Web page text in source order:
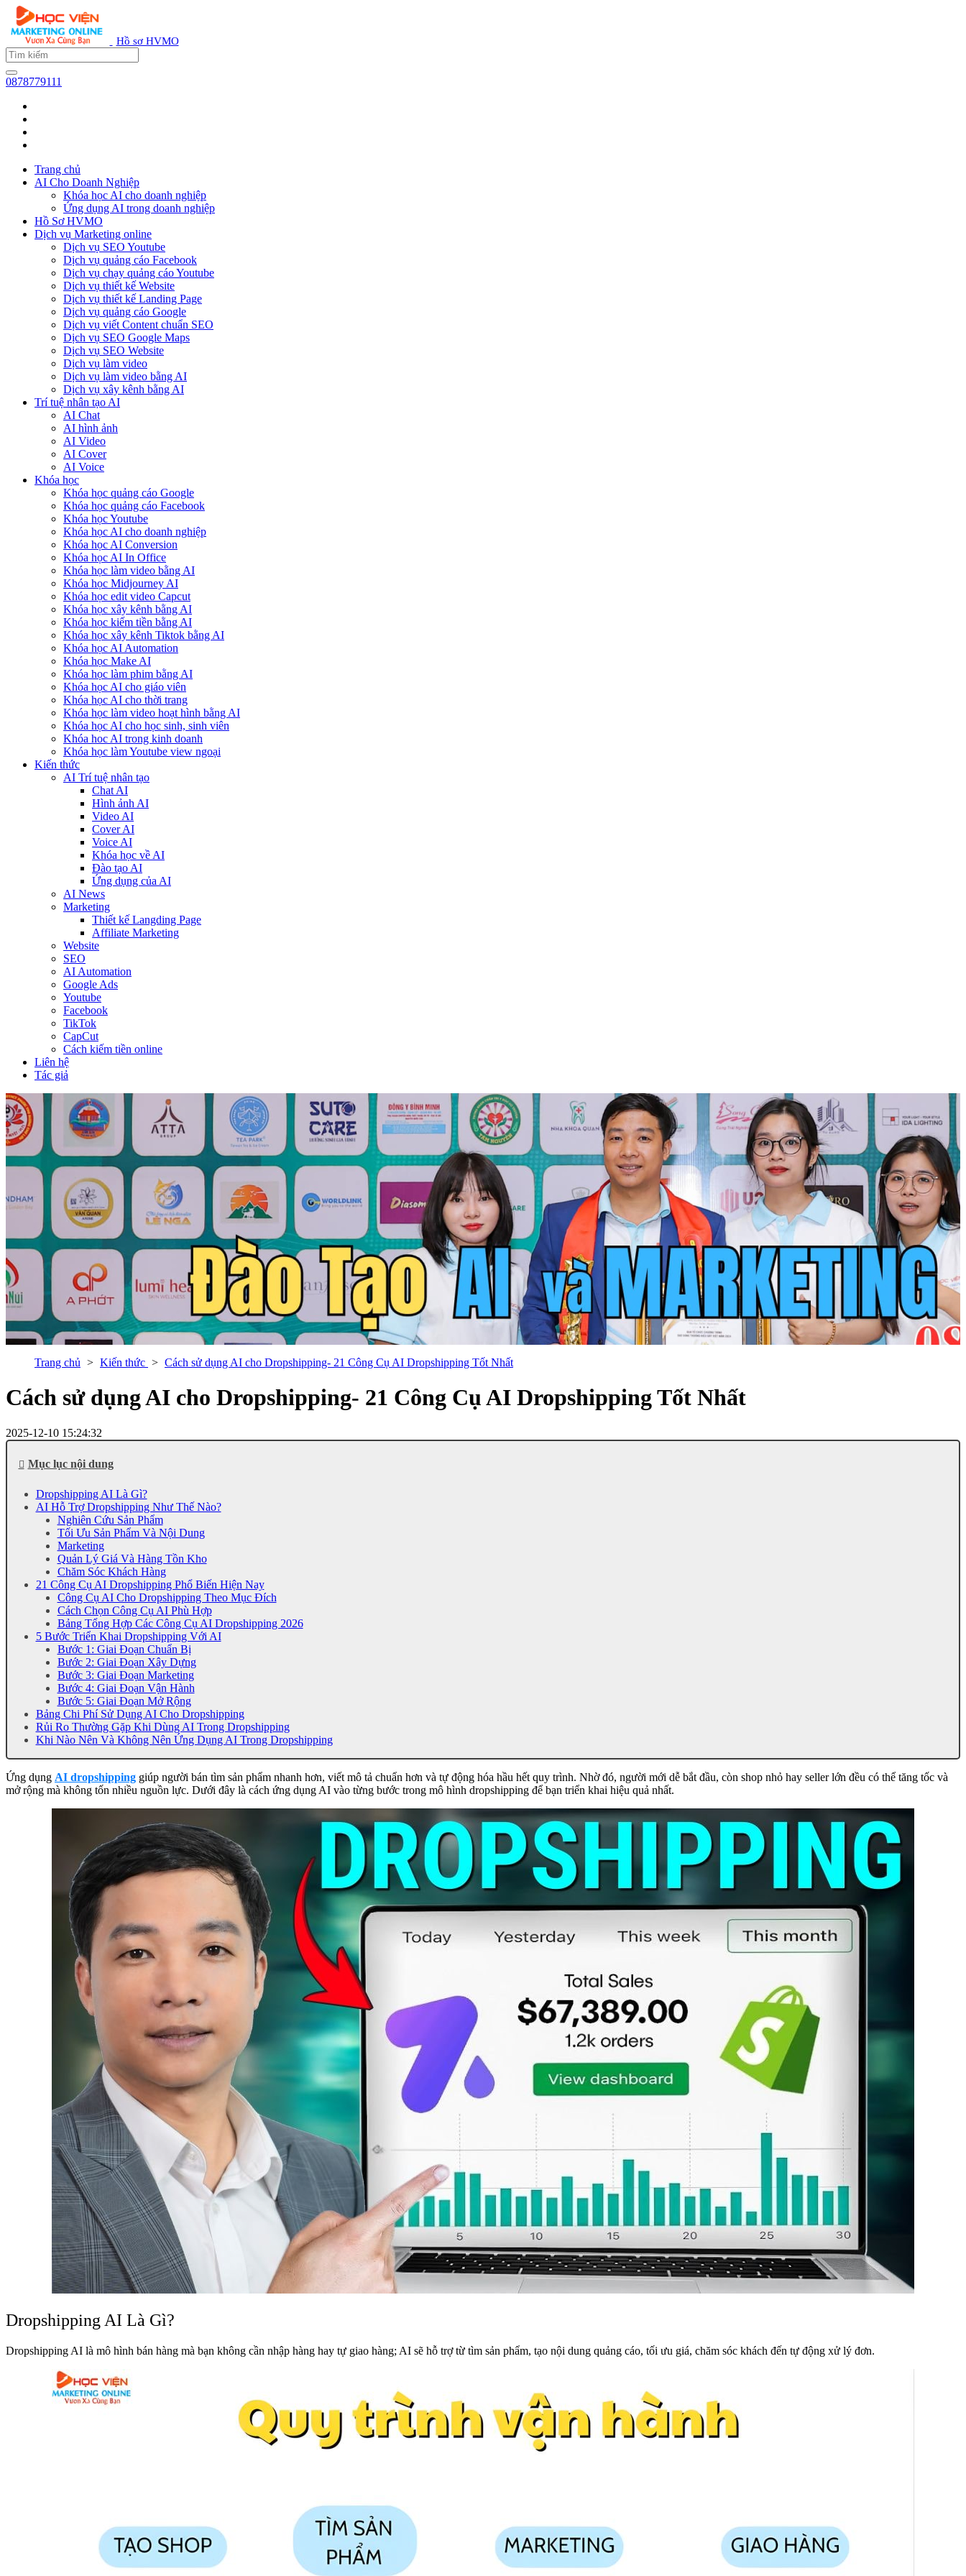
Hồ sơ HVMO
0878779111
Trang chủ
AI Cho Doanh Nghiệp
Khóa học AI cho doanh nghiệp
Ứng dụng AI trong doanh nghiệp
Hồ Sơ HVMO
Dịch vụ Marketing online
Dịch vụ SEO Youtube
Dịch vụ quảng cáo Facebook
Dịch vụ chạy quảng cáo Youtube
Dịch vụ thiết kế Website
Dịch vụ thiết kế Landing Page
Dịch vụ quảng cáo Google
Dịch vụ viết Content chuẩn SEO
Dịch vụ SEO Google Maps
Dịch vụ SEO Website
Dịch vụ làm video
Dịch vụ làm video bằng AI
Dịch vụ xây kênh bằng AI
Trí tuệ nhân tạo AI
AI Chat
AI hình ảnh
AI Video
AI Cover
AI Voice
Khóa học
Khóa học quảng cáo Google
Khóa học quảng cáo Facebook
Khóa học Youtube
Khóa học AI cho doanh nghiệp
Khóa học AI Conversion
Khóa học AI In Office
Khóa học làm video bằng AI
Khóa học Midjourney AI
Khóa học edit video Capcut
Khóa học xây kênh bằng AI
Khóa học kiếm tiền bằng AI
Khóa học xây kênh Tiktok bằng AI
Khóa học AI Automation
Khóa học Make AI
Khóa học làm phim bằng AI
Khóa học AI cho giáo viên
Khóa học AI cho thời trang
Khóa học làm video hoạt hình bằng AI
Khóa học AI cho học sinh, sinh viên
Khóa hoc AI trong kinh doanh
Khóa học làm Youtube view ngoại
Kiến thức
AI Trí tuệ nhân tạo
Chat AI
Hình ảnh AI
Video AI
Cover AI
Voice AI
Khóa học về AI
Đào tạo AI
Ứng dụng của AI
AI News
Marketing
Thiết kế Langding Page
Affiliate Marketing
Website
SEO
AI Automation
Google Ads
Youtube
Facebook
TikTok
CapCut
Cách kiếm tiền online
Liên hệ
Tác giả
Trang chủ Kiến thức Cách sử dụng AI cho Dropshipping- 21 Công Cụ AI Dropshipping Tốt Nhất
Cách sử dụng AI cho Dropshipping- 21 Công Cụ AI Dropshipping Tốt Nhất
2025-12-10 15:24:32
Mục lục nội dung
Dropshipping AI Là Gì?
AI Hỗ Trợ Dropshipping Như Thế Nào?
Nghiên Cứu Sản Phẩm
Tối Ưu Sản Phẩm Và Nội Dung
Marketing
Quản Lý Giá Và Hàng Tồn Kho
Chăm Sóc Khách Hàng
21 Công Cụ AI Dropshipping Phổ Biến Hiện Nay
Công Cụ AI Cho Dropshipping Theo Mục Đích
Cách Chọn Công Cụ AI Phù Hợp
Bảng Tổng Hợp Các Công Cụ AI Dropshipping 2026
5 Bước Triển Khai Dropshipping Với AI
Bước 1: Giai Đoạn Chuẩn Bị
Bước 2: Giai Đoạn Xây Dựng
Bước 3: Giai Đoạn Marketing
Bước 4: Giai Đoạn Vận Hành
Bước 5: Giai Đoạn Mở Rộng
Bảng Chi Phí Sử Dụng AI Cho Dropshipping
Rủi Ro Thường Gặp Khi Dùng AI Trong Dropshipping
Khi Nào Nên Và Không Nên Ứng Dụng AI Trong Dropshipping
Ứng dụng AI dropshipping giúp người bán tìm sản phẩm nhanh hơn, viết mô tả chuẩn hơn và tự động hóa hầu hết quy trình. Nhờ đó, người mới dễ bắt đầu, còn shop nhỏ hay seller lớn đều có thể tăng tốc và
mở rộng mà không tốn nhiều nguồn lực. Dưới đây là cách ứng dụng AI vào từng bước trong mô hình dropshipping để bạn triển khai hiệu quả nhất.
Dropshipping AI Là Gì?
Dropshipping AI là mô hình bán hàng mà bạn không cần nhập hàng hay tự giao hàng; AI sẽ hỗ trợ từ tìm sản phẩm, tạo nội dung quảng cáo, tối ưu giá, chăm sóc khách đến tự động xử lý đơn.